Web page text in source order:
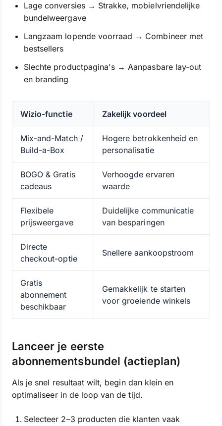
Lage conversies → Strakke, mobielvriendelijke
bundelweergave
Langzaam lopende voorraad → Combineer met
bestsellers
Slechte productpagina's → Aanpasbare lay-out
en branding
Wizio-functie Zakelijk voordeel
Mix-and-Match /
Build-a-Box
Hogere betrokkenheid en
personalisatie
BOGO & Gratis
cadeaus
Verhoogde ervaren
waarde
Flexibele
prijsweergave
Duidelijke communicatie
van besparingen
Directe
checkout-optie
Snellere aankoopstroom
Gratis
abonnement
beschikbaar
Gemakkelijk te starten
voor groeiende winkels
Lanceer je eerste
abonnementsbundel (actieplan)
Als je snel resultaat wilt, begin dan klein en
optimaliseer in de loop van de tijd.
Selecteer 2–3 producten die klanten vaak